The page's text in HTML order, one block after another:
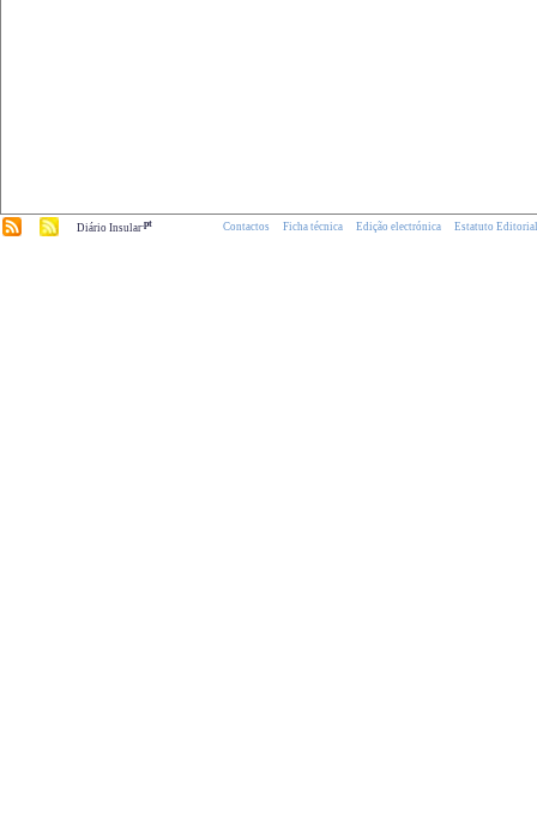
Diário Insular.pt Contactos Ficha técnica Edição electrónica Estatuto Editorial